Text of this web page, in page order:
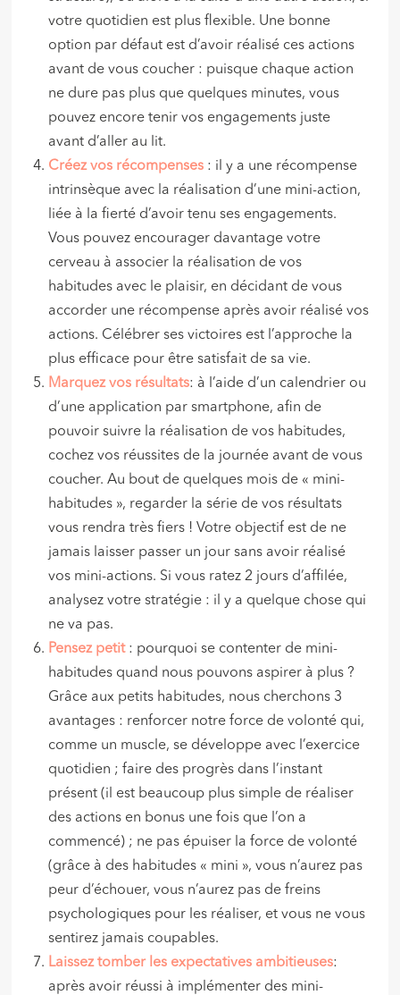
votre quotidien est plus flexible. Une bonne
option par défaut est d’avoir réalisé ces actions
avant de vous coucher : puisque chaque action
ne dure pas plus que quelques minutes, vous
pouvez encore tenir vos engagements juste
avant d’aller au lit.
Créez vos récompenses : il y a une récompense
intrinsèque avec la réalisation d’une mini-action,
liée à la fierté d’avoir tenu ses engagements.
Vous pouvez encourager davantage votre
cerveau à associer la réalisation de vos
habitudes avec le plaisir, en décidant de vous
accorder une récompense après avoir réalisé vos
actions. Célébrer ses victoires est l’approche la
plus efficace pour être satisfait de sa vie.
Marquez vos résultats: à l’aide d’un calendrier ou
d’une application par smartphone, afin de
pouvoir suivre la réalisation de vos habitudes,
cochez vos réussites de la journée avant de vous
coucher. Au bout de quelques mois de « mini-
habitudes », regarder la série de vos résultats
vous rendra très fiers ! Votre objectif est de ne
jamais laisser passer un jour sans avoir réalisé
vos mini-actions. Si vous ratez 2 jours d’affilée,
analysez votre stratégie : il y a quelque chose qui
ne va pas.
Pensez petit : pourquoi se contenter de mini-
habitudes quand nous pouvons aspirer à plus ?
Grâce aux petits habitudes, nous cherchons 3
avantages : renforcer notre force de volonté qui,
comme un muscle, se développe avec l’exercice
quotidien ; faire des progrès dans l’instant
présent (il est beaucoup plus simple de réaliser
des actions en bonus une fois que l’on a
commencé) ; ne pas épuiser la force de volonté
(grâce à des habitudes « mini », vous n’aurez pas
peur d’échouer, vous n’aurez pas de freins
psychologiques pour les réaliser, et vous ne vous
sentirez jamais coupables.
Laissez tomber les expectatives ambitieuses:
après avoir réussi à implémenter des mini-